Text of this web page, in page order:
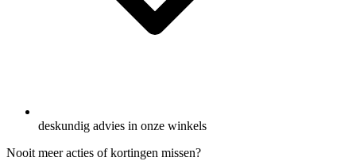
deskundig advies in onze winkels
Nooit meer acties of kortingen missen?